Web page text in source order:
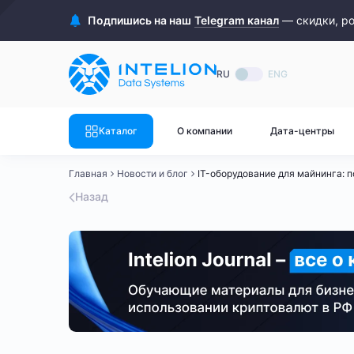
Подпишись на наш Telegram канал — скидки,
RU ENG
Каталог О компании Дата-центры
ASIC майнеры
Bitmain
Innosilicon
Iceriver
Смотреть весь каталог
Готовый
Готовый
Готовый
Готовый
Готовый
Главная Новости и блог IT-оборудование для майнинга:
Назад